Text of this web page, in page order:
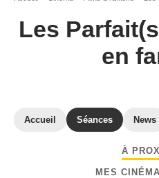
Les
en
Accueil Séances News
À
MES